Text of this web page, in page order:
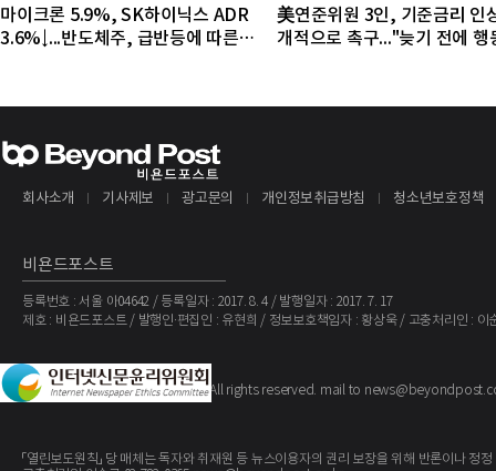
마이크론 5.9%, SK하이닉스 ADR
3.6%↓...반도체주, 급반등에 따른
美연준위원 3인, 기준금리 인
개적으로 촉구..."늦기 전에 행
회사소개 기사제보 광고문의 개인정보취급방침 청소년보호정책
비욘드포스트
등록번호 : 서울 아04642 / 등록일자 : 2017. 8. 4 / 발행일자 : 2017. 7. 17
제호 : 비욘드포스트 / 발행인·편집인 : 유현희 / 정보보호책임자 : 황상욱 / 고충처리인 : 이
Copyright ©The BeyondPost. All rights reserved. mail to
「열린보도원칙」 당 매체는 독자와 취재원 등 뉴스이용자의 권리 보장을 위해 반론이나